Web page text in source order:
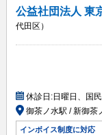
公益社団法人 東
代田区）
休診日:日曜日、国
御茶ノ水駅 / 新御茶
インボイス制度に対応